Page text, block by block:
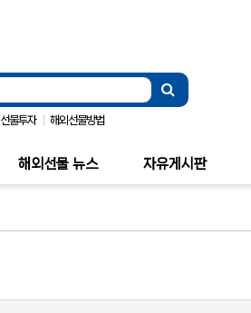
선물투자 해외선물방법
해외선물 뉴스 자유게시판